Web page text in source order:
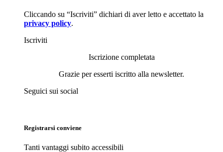
Cliccando su “Iscriviti” dichiari di aver letto e accettato la
privacy policy.
Iscriviti
Iscrizione completata
Grazie per esserti iscritto alla newsletter.
Seguici sui social
Registrarsi conviene
Tanti vantaggi subito accessibili